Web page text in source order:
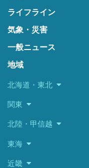
ライフライン
気象・災害
一般ニュース
地域
北海道・東北
関東
北陸・甲信越
東海
近畿